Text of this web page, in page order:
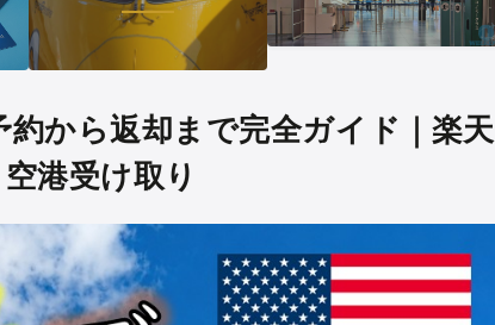
ら返却まで完全ガイド｜楽天
港受け取り